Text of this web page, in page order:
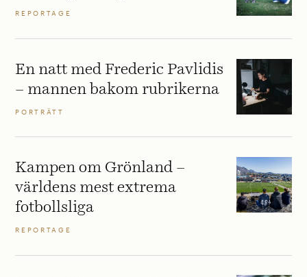
REPORTAGE
En natt med Frederic Pavlidis
– mannen bakom rubrikerna
PORTRÄTT
Kampen om Grönland –
världens mest extrema
fotbollsliga
REPORTAGE